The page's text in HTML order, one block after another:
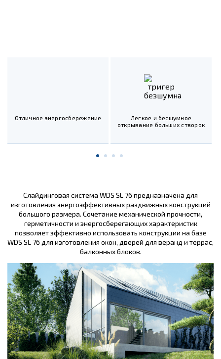
Отличное энергосбережение
Легкое и бесшумное
открывание больших створок
Слайдинговая система WDS SL 76 предназначена для
изготовления энергоэффективных раздвижных конструкций
большого размера. Сочетание механической прочности,
герметичности и энергосберегающих характеристик
позволяет эффективно использовать конструкции на базе
WDS SL 76 для изготовления окон, дверей для веранд и террас,
балконных блоков.